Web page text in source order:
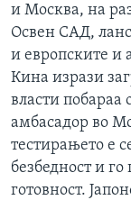
и Москва, на
Освен САД,
и европските и
Кина изрази
власти побараа
амбасадор во
тестирањето е
безбедност и
готовност.